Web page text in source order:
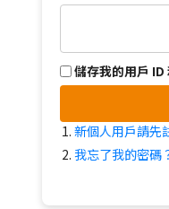
儲存我的用戶 ID
新個人用戶請先
我忘了我的密碼